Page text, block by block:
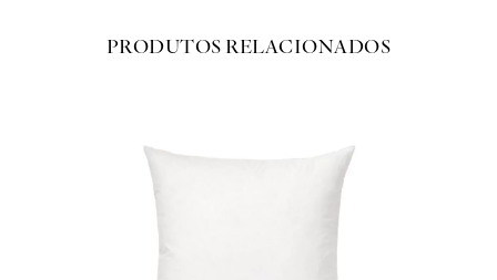
PRODUTOS RELACIONADOS